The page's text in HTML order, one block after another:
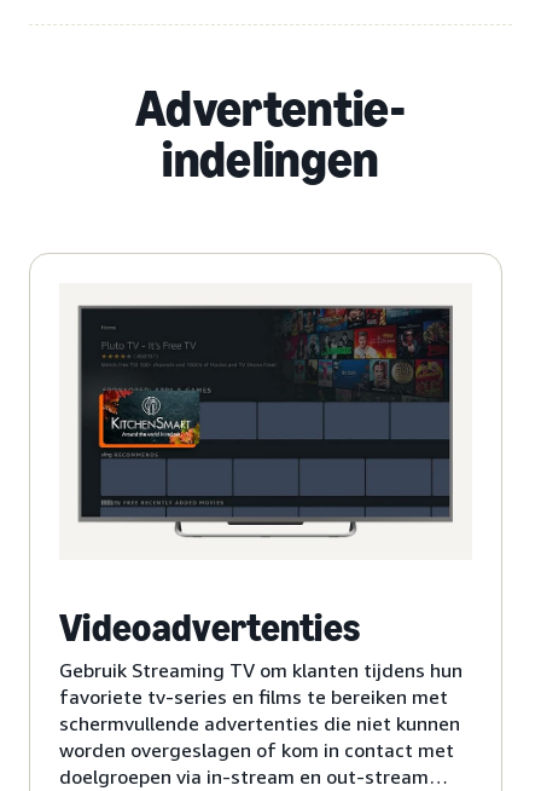
Advertentie-
indelingen
Videoadvertenties
Gebruik Streaming TV om klanten tijdens hun
favoriete tv-series en films te bereiken met
schermvullende advertenties die niet kunnen
worden overgeslagen of kom in contact met
doelgroepen via in-stream en out-stream